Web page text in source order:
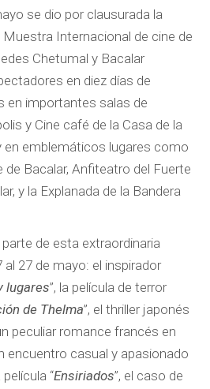
se dio por clausurada la
Internacional de cine de
Chetumal y Bacalar
en diez días de
en importantes salas de
y Cine café de la Casa de la
en emblemáticos lugares como
de Bacalar, Anfiteatro del Fuerte
y la Explanada de la Bandera
de esta extraordinaria
27 de mayo: el inspirador
lugares”, la película de terror
de Thelma”, el thriller japonés
peculiar romance francés en
encuentro casual y apasionado
“Ensiriados”, el caso de